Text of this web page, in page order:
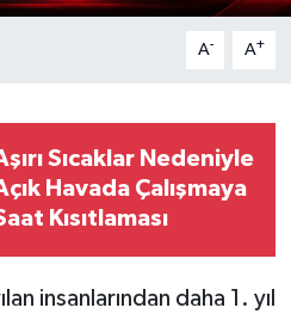
A- A+
Sıcaklar Nedeniyle
Havada Çalışmaya
Kısıtlaması
insanlarından daha 1. yıl